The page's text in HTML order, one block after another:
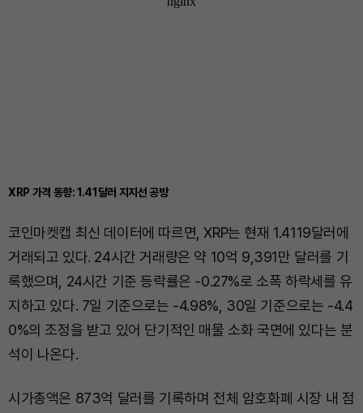
XRP 가격 동향: 1.41달러 지지선 공방
코인마켓캡 최신 데이터에 따르면, XRP는 현재 1.4119달러에
거래되고 있다. 24시간 거래량은 약 10억 9,391만 달러를 기
록했으며, 24시간 기준 등락률은 -0.27%로 소폭 하락세를 유
지하고 있다. 7일 기준으로는 -4.98%, 30일 기준으로는 -4.4
0%의 조정을 받고 있어 단기적인 매물 소화 국면에 있다는 분
석이 나온다.
시가총액은 873억 달러를 기록하며 전체 암호화폐 시장 내 점